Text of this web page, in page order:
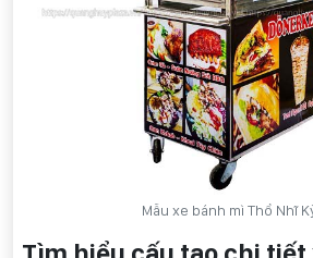
Mẫu xe bánh mì Thổ Nhĩ